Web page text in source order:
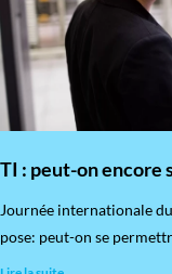
TI : peut-on encore
​Journée internationale
pose: peut-on se